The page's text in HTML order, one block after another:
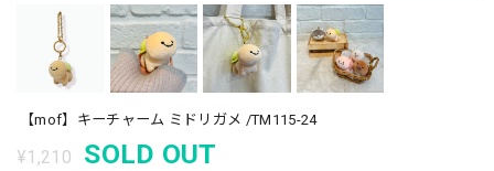
【mof】キーチャーム ミドリガメ /TM115-24
¥1,210 SOLD OUT